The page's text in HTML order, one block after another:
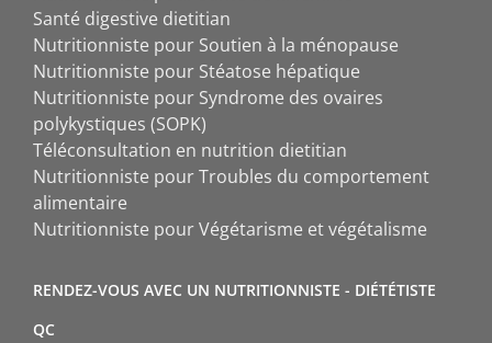
Santé digestive dietitian
Nutritionniste pour Soutien à la ménopause
Nutritionniste pour Stéatose hépatique
Nutritionniste pour Syndrome des ovaires
polykystiques (SOPK)
Téléconsultation en nutrition dietitian
Nutritionniste pour Troubles du comportement
alimentaire
Nutritionniste pour Végétarisme et végétalisme
RENDEZ-VOUS AVEC UN NUTRITIONNISTE - DIÉTÉTISTE
QC